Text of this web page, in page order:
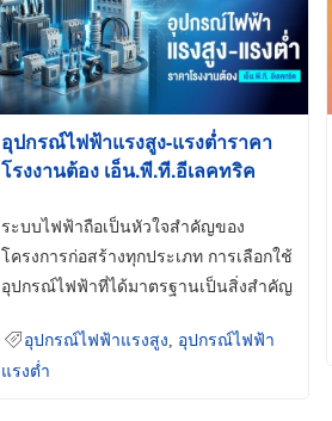
อุปกรณ์ไฟฟ้าแรงสูง-แรงต่ำราคา
โรงงานต้อง เอ็น.พี.ที.อีเลคทริค
ระบบไฟฟ้าถือเป็นหัวใจสำคัญของ
โครงการก่อสร้างทุกประเภท การเลือกใช้
อุปกรณ์ไฟฟ้าที่ได้มาตรฐานเป็นสิ่งสำคัญ
อุปกรณ์ไฟฟ้าแรงสูง
อุปกรณ์ไฟฟ้า
แรงต่ำ